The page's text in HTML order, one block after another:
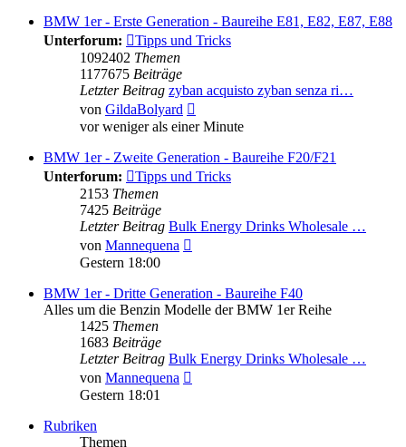
BMW 1er - Erste Generation - Baureihe E81, E82, E87, E88
Unterforum:
Tipps und Tricks
1092402 Themen
1177675 Beiträge
Letzter Beitrag zyban acquisto zyban senza ri…
von GildaBolyard
Beitrag
vor weniger als einer Minute
BMW 1er - Zweite Generation - Baureihe F20/F21
Unterforum:
Tipps und Tricks
2153 Themen
7425 Beiträge
Letzter Beitrag Bulk Energy Drinks Wholesale …
von Mannequena
Gestern 18:00
BMW 1er - Dritte Generation - Baureihe F40
Alles um die Benzin Modelle der BMW 1er Reihe
1425 Themen
1683 Beiträge
Letzter Beitrag Bulk Energy Drinks Wholesale …
von Mannequena
Gestern 18:01
Rubriken
Themen